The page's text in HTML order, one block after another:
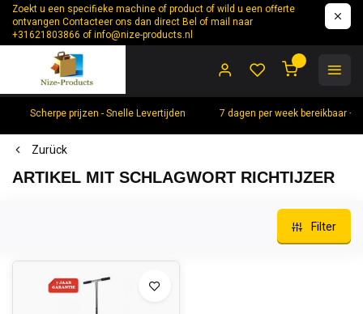
Zoekt u een specifieke machine of product of wild u een offerte
ontvangen Contacteer ons dan direct Bel of mail naar
+31621803866 ofinfo@nize-products.nl
Scherpe prijzen - Snelle Levertijden 7 dagen per week bereikbaar
Zurück
ARTIKEL MIT SCHLAGWORT RICHTIJZER
Filter